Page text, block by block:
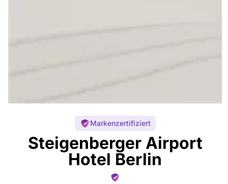
Markenzertifiziert
Steigenberger Airport
Hotel Berlin